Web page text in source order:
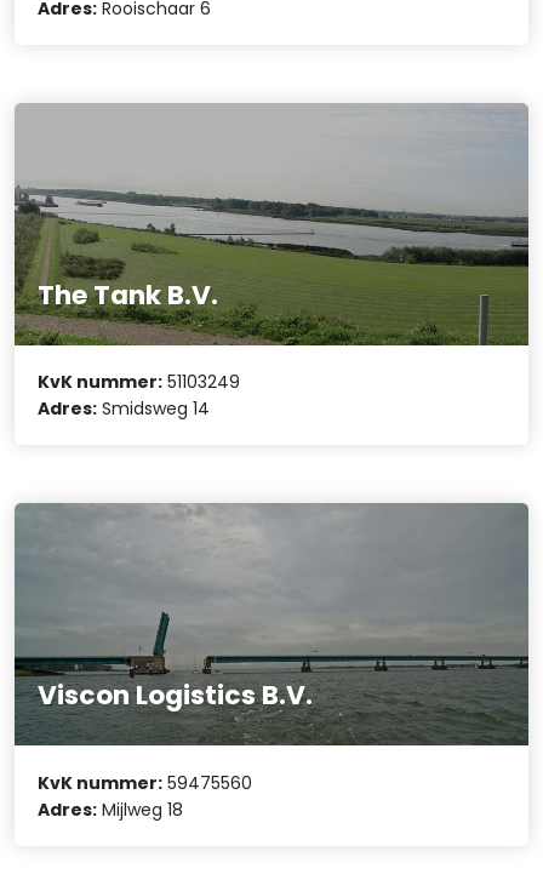
Adres: Rooischaar 6
The Tank B.V.
KvK nummer: 51103249
Adres: Smidsweg 14
Viscon Logistics B.V.
KvK nummer: 59475560
Adres: Mijlweg 18